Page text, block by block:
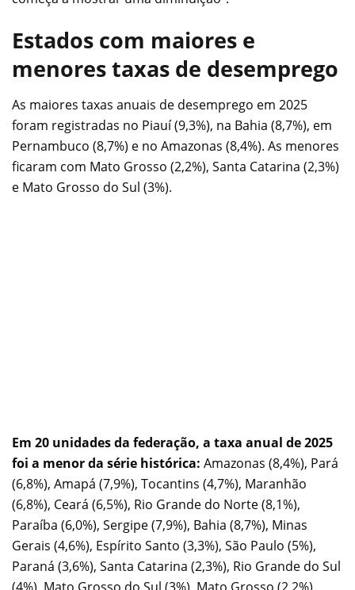
Estados com maiores e
menores taxas de desemprego
As maiores taxas anuais de desemprego em 2025
foram registradas no Piauí (9,3%), na Bahia (8,7%), em
Pernambuco (8,7%) e no Amazonas (8,4%). As menores
ficaram com Mato Grosso (2,2%), Santa Catarina (2,3%)
e Mato Grosso do Sul (3%).
Em 20 unidades da federação, a taxa anual de 2025
foi a menor da série histórica: Amazonas (8,4%), Pará
(6,8%), Amapá (7,9%), Tocantins (4,7%), Maranhão
(6,8%), Ceará (6,5%), Rio Grande do Norte (8,1%),
Paraíba (6,0%), Sergipe (7,9%), Bahia (8,7%), Minas
Gerais (4,6%), Espírito Santo (3,3%), São Paulo (5%),
Paraná (3,6%), Santa Catarina (2,3%), Rio Grande do Sul